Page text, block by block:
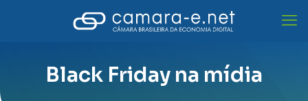
Black Friday na mídia